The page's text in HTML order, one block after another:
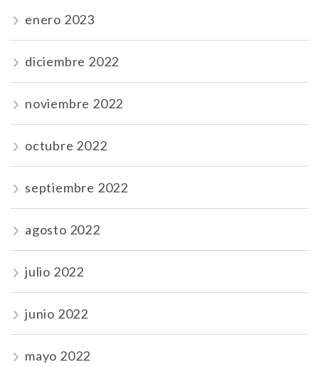
enero 2023
diciembre 2022
noviembre 2022
octubre 2022
septiembre 2022
agosto 2022
julio 2022
junio 2022
mayo 2022